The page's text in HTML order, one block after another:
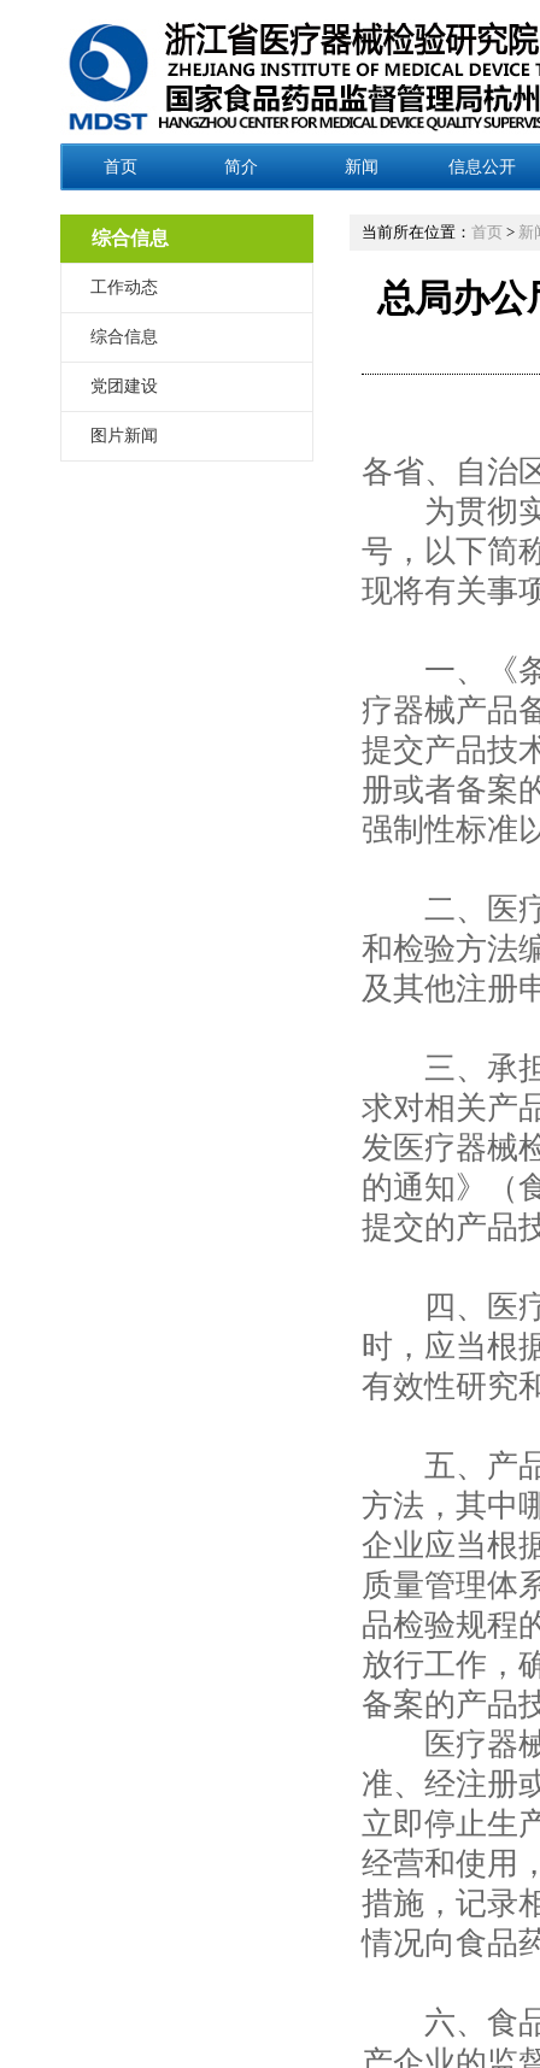
首页 简介 新闻 信息公开
综合信息
工作动态
综合信息
党团建设
图片新闻
当前所在位置： 首页 > 新
总局办公
各省、自治
为贯彻实
号，以下简
现将有关事
一、《条
疗器械产品
提交产品技
册或者备案
强制性标准
二、医疗
和检验方法
及其他注册
三、承担
求对相关产
发医疗器械
的通知》（
提交的产品
四、医疗
时，应当根
有效性研究
五、产品
方法，其中
企业应当根
质量管理体
品检验规程
放行工作，
备案的产品
医疗器械
准、经注册
立即停止生
经营和使用
措施，记录
情况向食品
六、食品